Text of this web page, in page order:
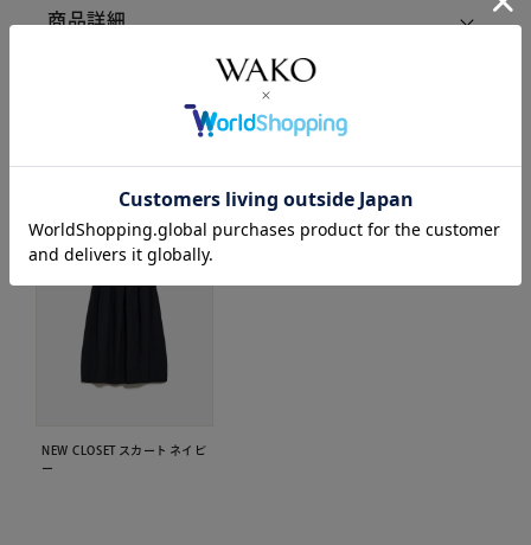
商品詳細
注意事項・キャンセル・返品
関連商品はこちら
NEW CLOSET スカート ネイビ
ー